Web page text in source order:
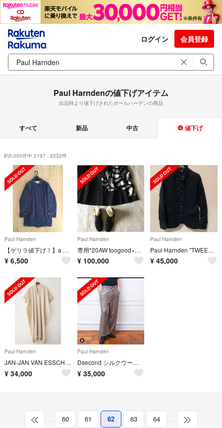
ログイン 会員登録
Paul Harndenの値下げアイテム
出品時より値下げされたポールハーデンの商品
すべて 新品 中古 値下げ
約5,000件中 2197 - 2232件
Paul Harnden
【ゲリラ値下げ！】a vontade コート マックコート 美品
¥ 6,500
Paul Harnden
専用*20AW toogood×PHAETONスカートアーツ&サイエンス取扱
¥ 100,000
Paul Harnden
Paul Harnden "TWEED Norfolk Jacket"
¥ 45,000
Paul Harnden
JAN-JAN VAN ESSCHE "TUNIC#28"
¥ 34,000
Paul Harnden
Dsecond シルクウールブレンドパンツ
¥ 35,000
… 60 61 62 63 64 …